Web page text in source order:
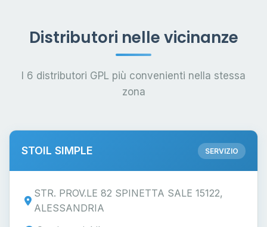
Distributori nelle vicinanze
I 6 distributori GPL più convenienti nella stessa
zona
STOIL SIMPLE SERVIZIO
STR. PROV.LE 82 SPINETTA SALE 15122,
ALESSANDRIA